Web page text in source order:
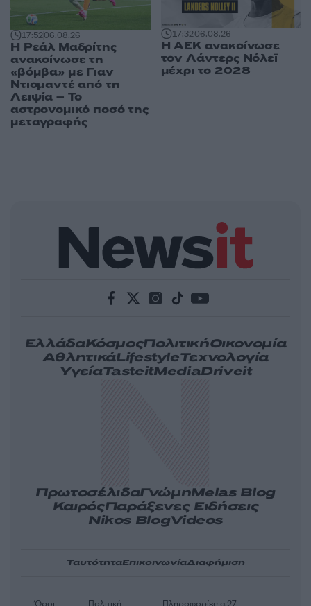
17:5206.08.26
Η Ρεάλ Μαδρίτης
ανακοίνωσε τη
«βόμβα» με Γιαν
Ντιομαντέ από τη
Λειψία – Το
αστρονομικό ποσό της
μεταγραφής
17:3206.08.26
Η ΑΕΚ ανακοίνωσε
τον Λάντερς Νόλεϊ
μέχρι το 2028
ΕλλάδαΚόσμοςΠολιτικήΟικονομία
ΑθλητικάLifestyleΤεχνολογία
ΥγείαTasteitMediaDriveit
ΠρωτοσέλιδαΓνώμηMelas Blog
ΚαιρόςΠαράξενες Ειδήσεις
Nikos BlogVideos
ΤαυτότηταΕπικοινωνίαΔιαφήμιση